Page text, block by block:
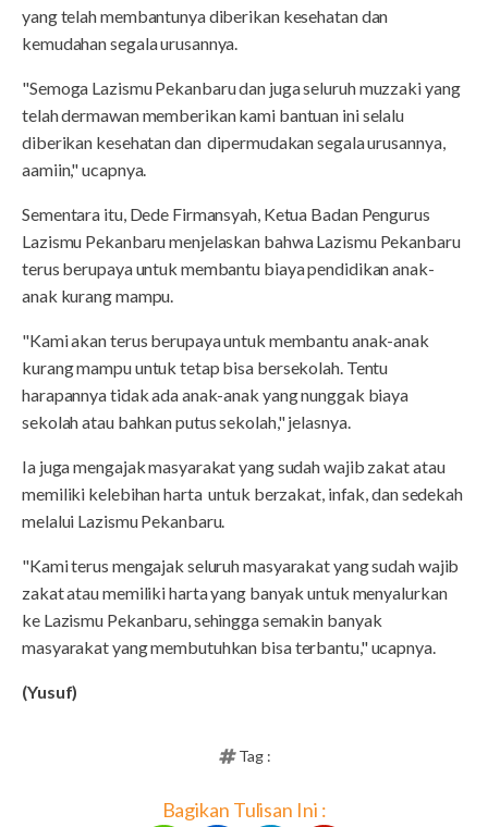
yang telah membantunya diberikan kesehatan dan
kemudahan segala urusannya.
"Semoga Lazismu Pekanbaru dan juga seluruh muzzaki yang
telah dermawan memberikan kami bantuan ini selalu
diberikan kesehatan dan dipermudakan segala urusannya,
aamiin," ucapnya.
Sementara itu, Dede Firmansyah, Ketua Badan Pengurus
Lazismu Pekanbaru menjelaskan bahwa Lazismu Pekanbaru
terus berupaya untuk membantu biaya pendidikan anak-
anak kurang mampu.
"Kami akan terus berupaya untuk membantu anak-anak
kurang mampu untuk tetap bisa bersekolah. Tentu
harapannya tidak ada anak-anak yang nunggak biaya
sekolah atau bahkan putus sekolah," jelasnya.
Ia juga mengajak masyarakat yang sudah wajib zakat atau
memiliki kelebihan harta untuk berzakat, infak, dan sedekah
melalui Lazismu Pekanbaru.
"Kami terus mengajak seluruh masyarakat yang sudah wajib
zakat atau memiliki harta yang banyak untuk menyalurkan
ke Lazismu Pekanbaru, sehingga semakin banyak
masyarakat yang membutuhkan bisa terbantu," ucapnya.
(Yusuf)
Tag :
Bagikan Tulisan Ini :